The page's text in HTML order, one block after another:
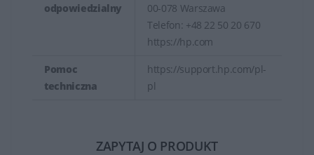
odpowiedzialny
00-078 Warszawa
Telefon: +48 22 50 20 670
https://hp.com
Pomoc
techniczna
https://support.hp.com/pl-
pl
ZAPYTAJ O PRODUKT